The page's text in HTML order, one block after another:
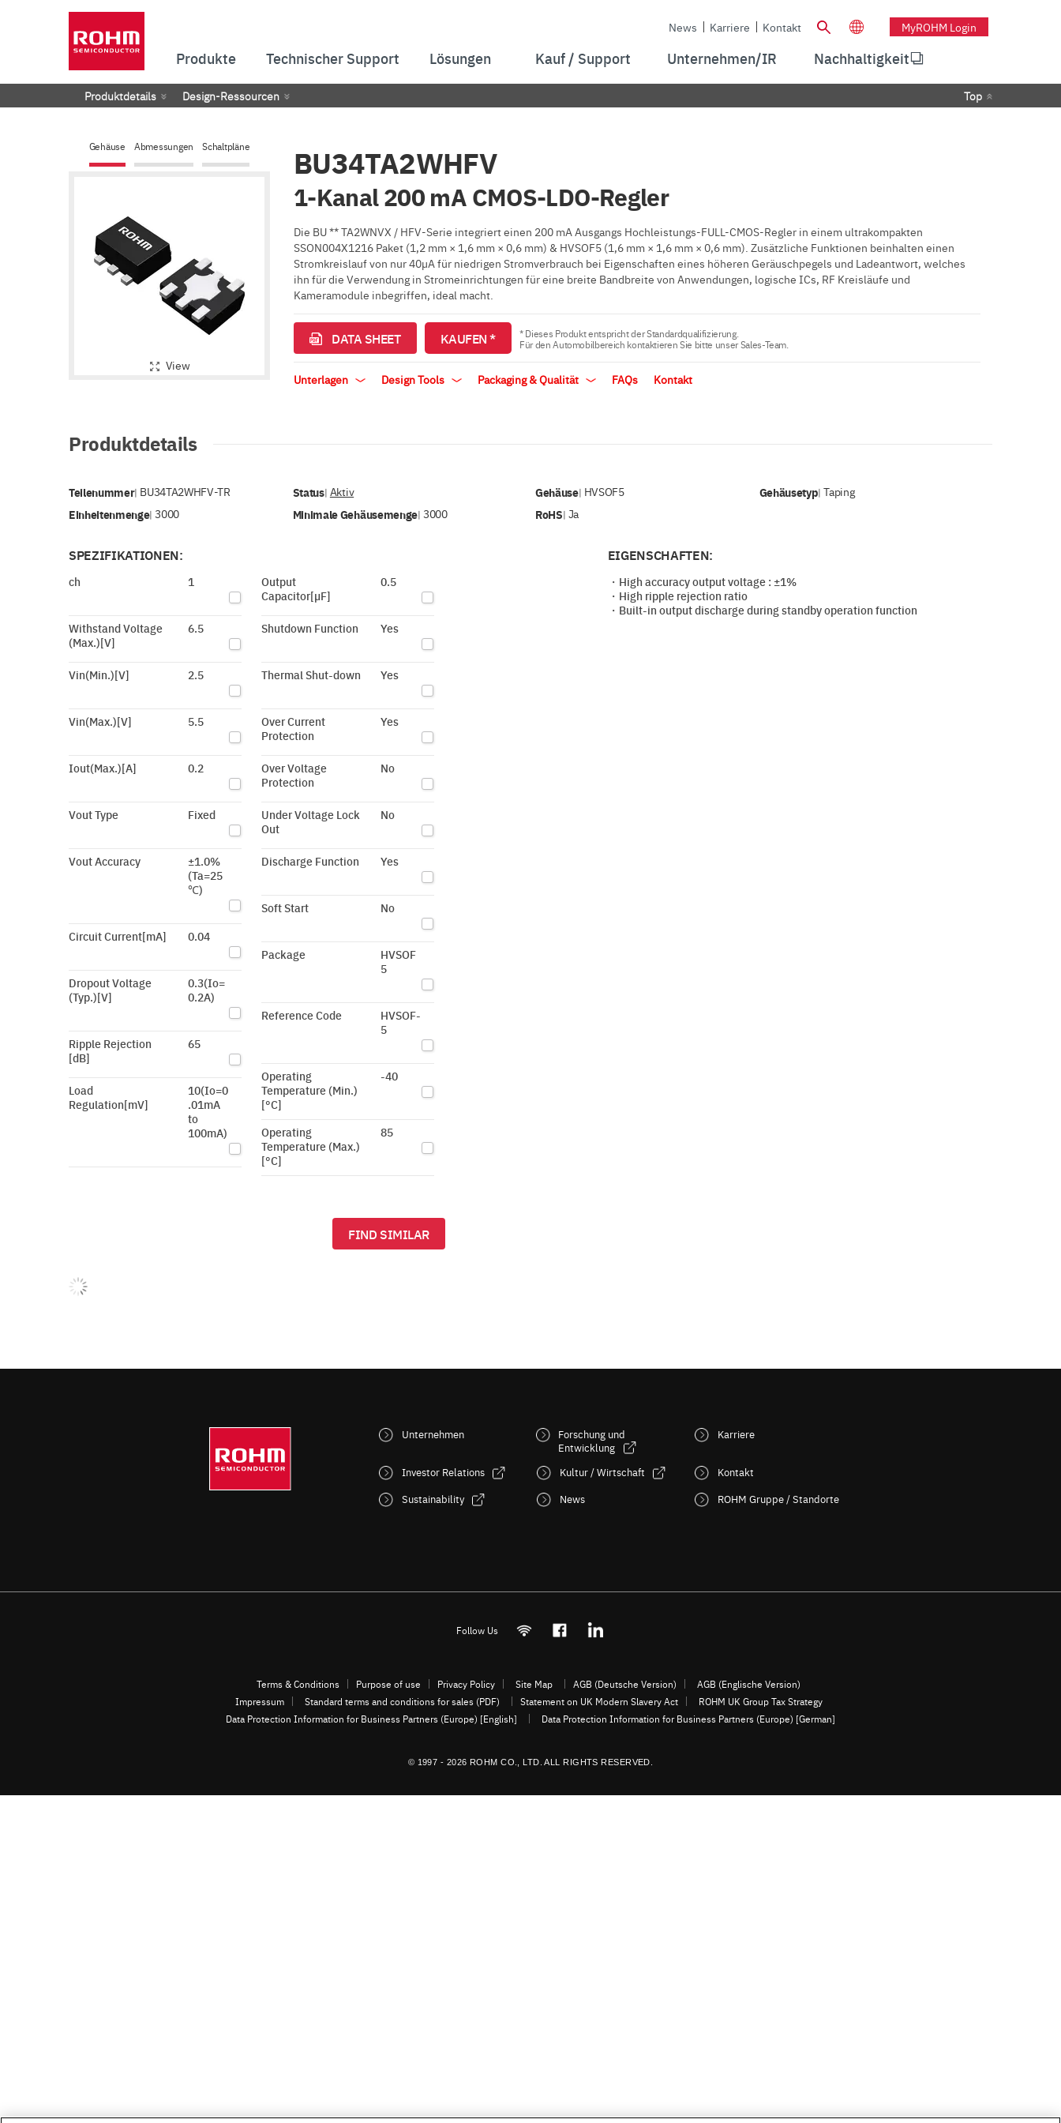
News Karriere Kontakt MyROHM Login
Produkte Technischer Support Lösungen Kauf / Support Unternehmen/IR Nachhaltigkeit
Produktdetails Design-Ressourcen Top
Gehäuse Abmessungen Schaltpläne
View
BU34TA2WHFV
1-Kanal 200 mA CMOS-LDO-Regler
Die BU ** TA2WNVX / HFV-Serie integriert einen 200 mA Ausgangs Hochleistungs-FULL-CMOS-Regler in einem ultrakompakten
SSON004X1216 Paket (1,2 mm × 1,6 mm × 0,6 mm) & HVSOF5 (1,6 mm × 1,6 mm × 0,6 mm). Zusätzliche Funktionen beinhalten einen
Stromkreislauf von nur 40µA für niedrigen Stromverbrauch bei Eigenschaften eines höheren Geräuschpegels und Ladeantwort, welches
ihn für die Verwendung in Stromeinrichtungen für eine breite Bandbreite von Anwendungen, logische ICs, RF Kreisläufe und
Kameramodule inbegriffen, ideal macht.
DATA SHEET KAUFEN *
* Dieses Produkt entspricht der Standardqualifizierung.
Für den Automobilbereich kontaktieren Sie bitte unser Sales-Team.
Unterlagen Design Tools Packaging & Qualität FAQs Kontakt
Produktdetails
Teilenummer| BU34TA2WHFV-TR Status| Aktiv Gehäuse| HVSOF5 Gehäusetyp|Taping
Einheitenmenge|3000 Minimale Gehäusemenge| 3000 RoHS| Ja
SPEZIFIKATIONEN:
ch 1
Withstand Voltage
(Max.)[V]
6.5
Vin(Min.)[V] 2.5
Vin(Max.)[V] 5.5
Iout(Max.)[A] 0.2
Vout Type Fixed
Vout Accuracy
±1.0%
(Ta=25
℃)
Circuit Current[mA] 0.04
Dropout Voltage
(Typ.)[V]
0.3(Io=
0.2A)
Ripple Rejection
[dB]
65
Load
Regulation[mV]
10(Io=0
.01mA
to
100mA)
Output
Capacitor[µF]
0.5
Shutdown Function Yes
Thermal Shut-down Yes
Over Current
Protection
Yes
Over Voltage
Protection
No
Under Voltage Lock
Out
No
Discharge Function Yes
Soft Start No
Package
HVSOF
5
Reference Code
HVSOF-
5
Operating
Temperature (Min.)
[°C]
-40
Operating
Temperature (Max.)
[°C]
85
FIND SIMILAR
EIGENSCHAFTEN:
・High accuracy output voltage : ±1%
・High ripple rejection ratio
・Built-in output discharge during standby operation function
Unternehmen
Investor Relations
Sustainability
Forschung und
Entwicklung
Kultur / Wirtschaft
News
Karriere
Kontakt
ROHM Gruppe / Standorte
Follow Us
Terms & Conditions Purpose of use Privacy Policy Site Map AGB (Deutsche Version)
AGB (Englische Version)
Impressum
Standard terms and conditions for sales (PDF) Statement on UK Modern Slavery Act
ROHM UK Group Tax Strategy
Data Protection Information for Business Partners (Europe) [English]
Data Protection Information for Business Partners (Europe) [German]
© 1997 - 2026 ROHM CO., LTD. ALL RIGHTS RESERVED.